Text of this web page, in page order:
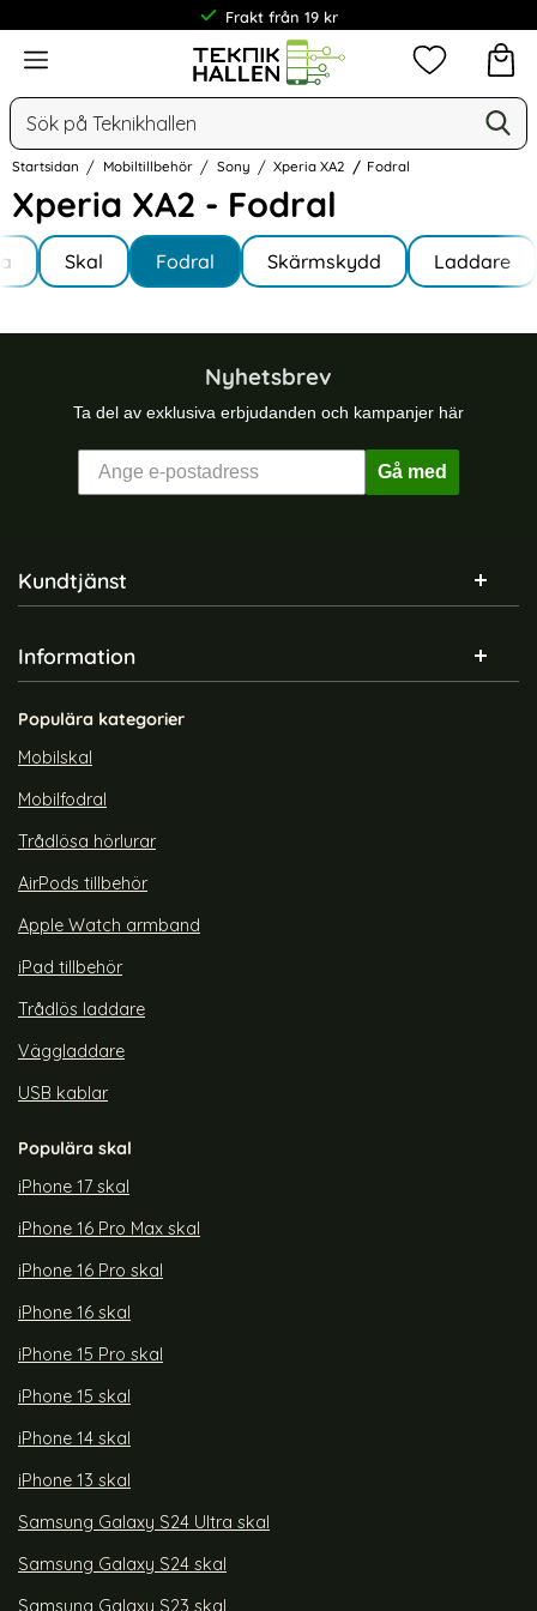
Frakt från 19 kr
Meny
Sök
Mina
Startsidan Mobiltillbehör Sony Xperia XA2 Fodral
Xperia XA2 - Fodral
Hoppa
till
produkter
Underkategorier
Skal Fodral Skärmskydd Laddare
Nyhetsbrev
Ta del av exklusiva erbjudanden och kampanjer här
Gå med
Sidfot Blandad info och länkar
Kundtjänst
Information
Populära kategorier
Mobilskal
Mobilfodral
Trådlösa hörlurar
AirPods tillbehör
Apple Watch armband
iPad tillbehör
Trådlös laddare
Väggladdare
USB kablar
Populära skal
iPhone 17 skal
iPhone 16 Pro Max skal
iPhone 16 Pro skal
iPhone 16 skal
iPhone 15 Pro skal
iPhone 15 skal
iPhone 14 skal
iPhone 13 skal
Samsung Galaxy S24 Ultra skal
Samsung Galaxy S24 skal
Samsung Galaxy S23 skal